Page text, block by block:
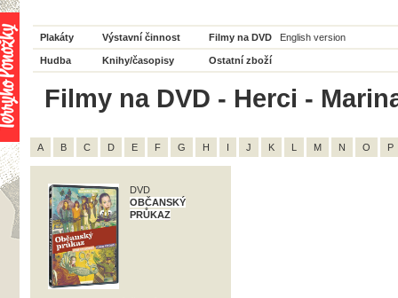
Plakáty Výstavní činnost Filmy na DVD English version
Hudba Knihy/časopisy Ostatní zboží
Filmy na DVD - Herci -
A B C D E F G H I J K L M N O P
DVD
OBČANSKÝ
PRŮKAZ